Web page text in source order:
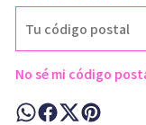
No sé mi código